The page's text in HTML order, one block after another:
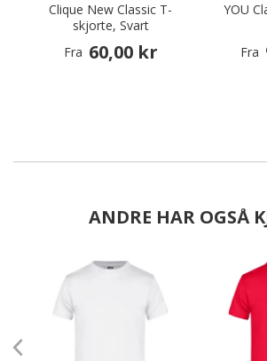
Clique New Classic T-
skjorte, Svart
Fra 60,00 kr
YOU
Fra
ANDRE HAR OGSÅ